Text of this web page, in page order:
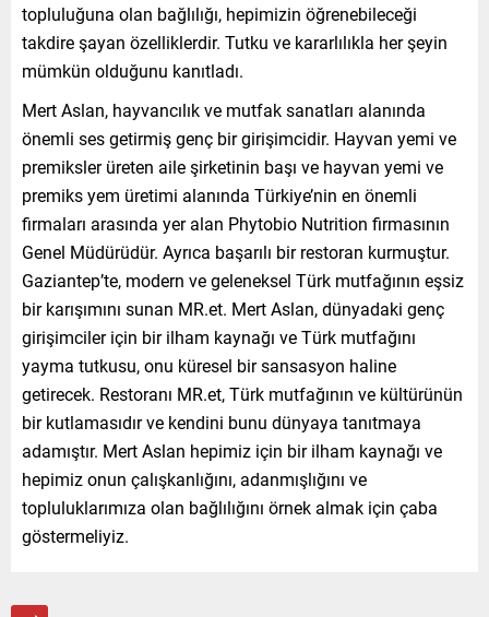
topluluğuna olan bağlılığı, hepimizin öğrenebileceği
takdire şayan özelliklerdir. Tutku ve kararlılıkla her şeyin
mümkün olduğunu kanıtladı.
Mert Aslan, hayvancılık ve mutfak sanatları alanında
önemli ses getirmiş genç bir girişimcidir. Hayvan yemi ve
premiksler üreten aile şirketinin başı ve hayvan yemi ve
premiks yem üretimi alanında Türkiye’nin en önemli
firmaları arasında yer alan Phytobio Nutrition firmasının
Genel Müdürüdür. Ayrıca başarılı bir restoran kurmuştur.
Gaziantep’te, modern ve geleneksel Türk mutfağının eşsiz
bir karışımını sunan MR.et. Mert Aslan, dünyadaki genç
girişimciler için bir ilham kaynağı ve Türk mutfağını
yayma tutkusu, onu küresel bir sansasyon haline
getirecek. Restoranı MR.et, Türk mutfağının ve kültürünün
bir kutlamasıdır ve kendini bunu dünyaya tanıtmaya
adamıştır. Mert Aslan hepimiz için bir ilham kaynağı ve
hepimiz onun çalışkanlığını, adanmışlığını ve
topluluklarımıza olan bağlılığını örnek almak için çaba
göstermeliyiz.